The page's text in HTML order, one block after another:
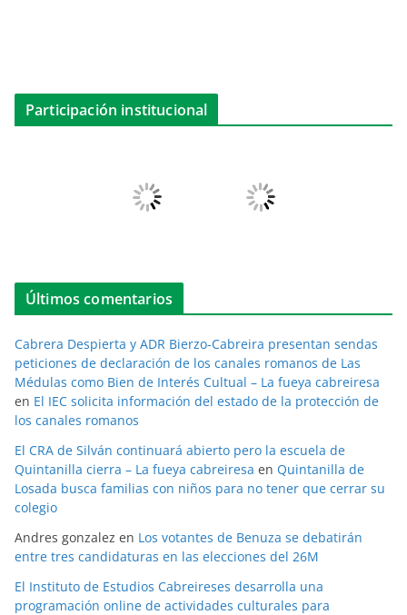
Participación institucional
Últimos comentarios
Cabrera Despierta y ADR Bierzo-Cabreira presentan sendas
peticiones de declaración de los canales romanos de Las
Médulas como Bien de Interés Cultual – La fueya cabreiresa
en El IEC solicita información del estado de la protección de
los canales romanos
El CRA de Silván continuará abierto pero la escuela de
Quintanilla cierra – La fueya cabreiresa en Quintanilla de
Losada busca familias con niños para no tener que cerrar su
colegio
Andres gonzalez en Los votantes de Benuza se debatirán
entre tres candidaturas en las elecciones del 26M
El Instituto de Estudios Cabreireses desarrolla una
programación online de actividades culturales para